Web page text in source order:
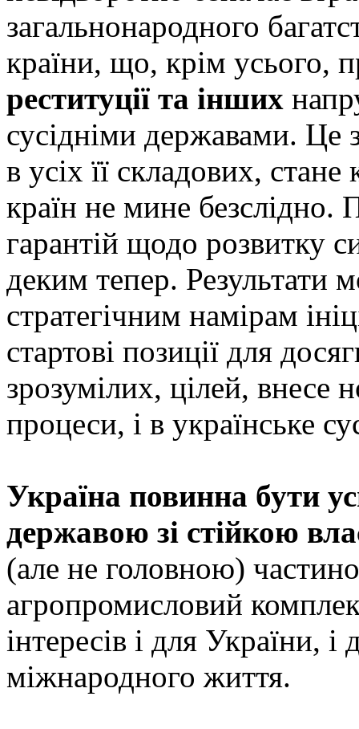
загальнонародного
країни, що, крім усього,
реституції та інших
сусідніми державами. Це
в усіх її складових,
країн не мине безслідно.
гарантій щодо розвитку
деким тепер.
стратегічним намірам
стартові позиції для
зрозумілих, цілей, внесе
процеси, і в українське
Україна повинна бути
державою зі стійкою
(але не головною)
агропромисловий
інтересів і для України, і
міжнародного життя.